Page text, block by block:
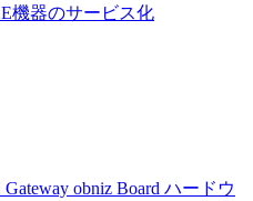
機器のサービス化
obniz Board ハードウ